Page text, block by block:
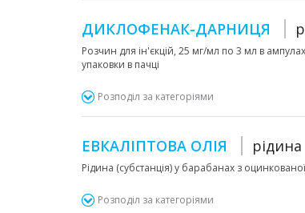
ДИКЛОФЕНАК-ДАРНИЦЯ
Розчин для ін'єкцій, 25 мг/мл по 3 мл в
упаковки в пачці
Розподіл за категоріями
ЕВКАЛІПТОВА ОЛІЯ рідина
Рідина (субстанція) у барабанах з
Розподіл за категоріями